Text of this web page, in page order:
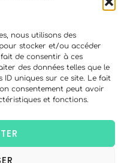
nous utilisons des
stocker et/ou accéder
de consentir à ces
des données telles que le
uniques sur ce site. Le fait
consentement peut avoir
et fonctions.
rue Edouard Richard
68000 Colmar
Téléphone